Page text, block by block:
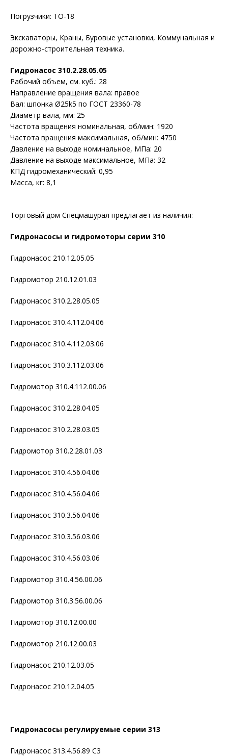
Погрузчики: ТО-18
Экскаваторы, Краны, Буровые установки, Коммунальная и
дорожно-строительная техника.
Гидронасос 310.2.28.05.05
Рабочий объем, см. куб.: 28
Направление вращения вала: правое
Вал: шпонка Ø25k5 по ГОСТ 23360-78
Диаметр вала, мм: 25
Частота вращения номинальная, об/мин: 1920
Частота вращения максимальная, об/мин: 4750
Давление на выходе номинальное, МПа: 20
Давление на выходе максимальное, МПа: 32
КПД гидромеханический: 0,95
Масса, кг: 8,1
Торговый дом Спецмашурал предлагает из наличия:
Гидронасосы и гидромоторы серии 310
Гидронасос 210.12.05.05
Гидромотор 210.12.01.03
Гидронасос 310.2.28.05.05
Гидронасос 310.4.112.04.06
Гидронасос 310.4.112.03.06
Гидронасос 310.3.112.03.06
Гидромотор 310.4.112.00.06
Гидронасос 310.2.28.04.05
Гидронасос 310.2.28.03.05
Гидромотор 310.2.28.01.03
Гидронасос 310.4.56.04.06
Гидронасос 310.4.56.04.06
Гидронасос 310.3.56.04.06
Гидронасос 310.3.56.03.06
Гидронасос 310.4.56.03.06
Гидромотор 310.4.56.00.06
Гидромотор 310.3.56.00.06
Гидромотор 310.12.00.00
Гидромотор 210.12.00.03
Гидронасос 210.12.03.05
Гидронасос 210.12.04.05
Гидронасосы регулируемые серии 313
Гидронасос 313.4.56.89 С3